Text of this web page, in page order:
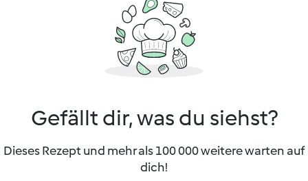
Gefällt dir, was du siehst?
Dieses Rezept und mehr als 100 000 weitere warten auf
dich!